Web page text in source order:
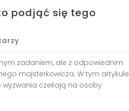
podjąć się tego
zadaniem, ale z odpowiednim
majsterkowicza. W tym artykule
czekają na osoby